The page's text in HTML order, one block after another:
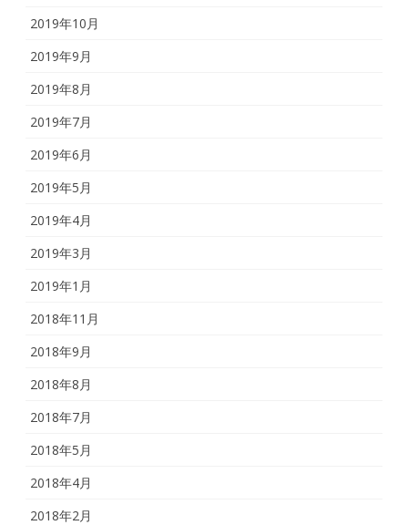
2019年10月
2019年9月
2019年8月
2019年7月
2019年6月
2019年5月
2019年4月
2019年3月
2019年1月
2018年11月
2018年9月
2018年8月
2018年7月
2018年5月
2018年4月
2018年2月